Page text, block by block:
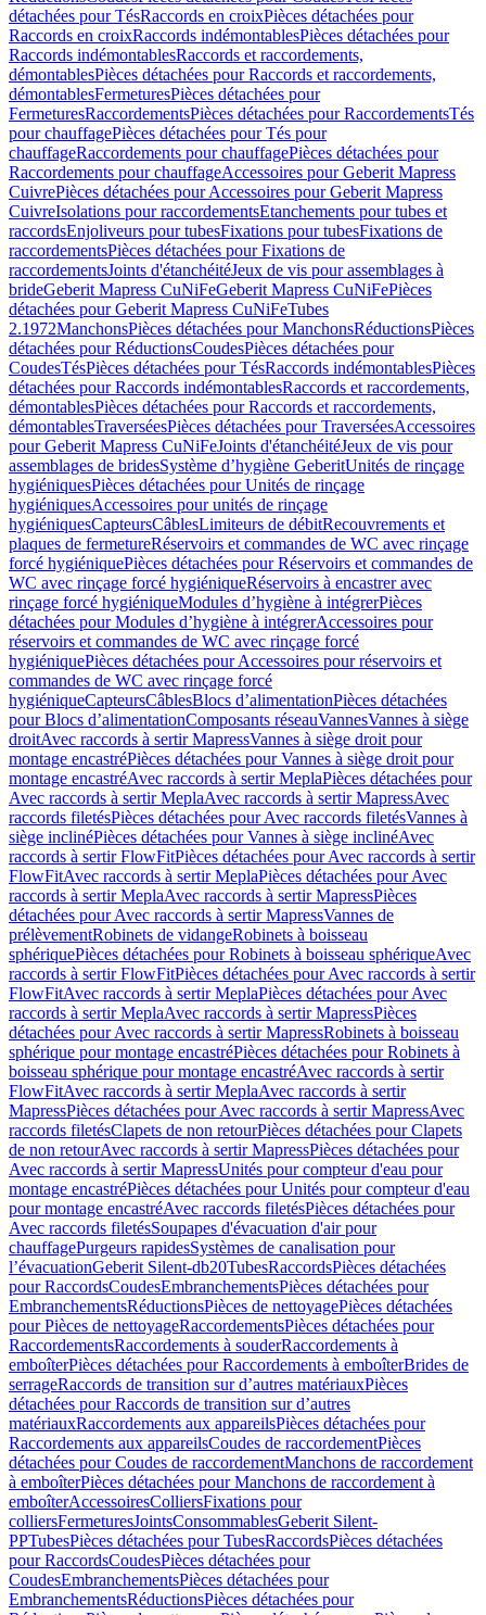
détachées pour TésRaccords en croixPièces détachées pour
Raccords en croixRaccords indémontablesPièces détachées pour
Raccords indémontablesRaccords et raccordements,
démontablesPièces détachées pour Raccords et raccordements,
démontablesFermeturesPièces détachées pour
FermeturesRaccordementsPièces détachées pour RaccordementsTés
pour chauffagePièces détachées pour Tés pour
chauffageRaccordements pour chauffagePièces détachées pour
Raccordements pour chauffageAccessoires pour Geberit Mapress
CuivrePièces détachées pour Accessoires pour Geberit Mapress
CuivreIsolations pour raccordementsEtanchements pour tubes et
raccordsEnjoliveurs pour tubesFixations pour tubesFixations de
raccordementsPièces détachées pour Fixations de
raccordementsJoints d'étanchéitéJeux de vis pour assemblages à
brideGeberit Mapress CuNiFeGeberit Mapress CuNiFePièces
détachées pour Geberit Mapress CuNiFeTubes
2.1972ManchonsPièces détachées pour ManchonsRéductionsPièces
détachées pour RéductionsCoudesPièces détachées pour
CoudesTésPièces détachées pour TésRaccords indémontablesPièces
détachées pour Raccords indémontablesRaccords et raccordements,
démontablesPièces détachées pour Raccords et raccordements,
démontablesTraverséesPièces détachées pour TraverséesAccessoires
pour Geberit Mapress CuNiFeJoints d'étanchéitéJeux de vis pour
assemblages de bridesSystème d’hygiène GeberitUnités de rinçage
hygiéniquesPièces détachées pour Unités de rinçage
hygiéniquesAccessoires pour unités de rinçage
hygiéniquesCapteursCâblesLimiteurs de débitRecouvrements et
plaques de fermetureRéservoirs et commandes de WC avec rinçage
forcé hygiéniquePièces détachées pour Réservoirs et commandes de
WC avec rinçage forcé hygiéniqueRéservoirs à encastrer avec
rinçage forcé hygiéniqueModules d’hygiène à intégrerPièces
détachées pour Modules d’hygiène à intégrerAccessoires pour
réservoirs et commandes de WC avec rinçage forcé
hygiéniquePièces détachées pour Accessoires pour réservoirs et
commandes de WC avec rinçage forcé
hygiéniqueCapteursCâblesBlocs d’alimentationPièces détachées
pour Blocs d’alimentationComposants réseauVannesVannes à siège
droitAvec raccords à sertir MapressVannes à siège droit pour
montage encastréPièces détachées pour Vannes à siège droit pour
montage encastréAvec raccords à sertir MeplaPièces détachées pour
Avec raccords à sertir MeplaAvec raccords à sertir MapressAvec
raccords filetésPièces détachées pour Avec raccords filetésVannes à
siège inclinéPièces détachées pour Vannes à siège inclinéAvec
raccords à sertir FlowFitPièces détachées pour Avec raccords à sertir
FlowFitAvec raccords à sertir MeplaPièces détachées pour Avec
raccords à sertir MeplaAvec raccords à sertir MapressPièces
détachées pour Avec raccords à sertir MapressVannes de
prélèvementRobinets de vidangeRobinets à boisseau
sphériquePièces détachées pour Robinets à boisseau sphériqueAvec
raccords à sertir FlowFitPièces détachées pour Avec raccords à sertir
FlowFitAvec raccords à sertir MeplaPièces détachées pour Avec
raccords à sertir MeplaAvec raccords à sertir MapressPièces
détachées pour Avec raccords à sertir MapressRobinets à boisseau
sphérique pour montage encastréPièces détachées pour Robinets à
boisseau sphérique pour montage encastréAvec raccords à sertir
FlowFitAvec raccords à sertir MeplaAvec raccords à sertir
MapressPièces détachées pour Avec raccords à sertir MapressAvec
raccords filetésClapets de non retourPièces détachées pour Clapets
de non retourAvec raccords à sertir MapressPièces détachées pour
Avec raccords à sertir MapressUnités pour compteur d'eau pour
montage encastréPièces détachées pour Unités pour compteur d'eau
pour montage encastréAvec raccords filetésPièces détachées pour
Avec raccords filetésSoupapes d'évacuation d'air pour
chauffagePurgeurs rapidesSystèmes de canalisation pour
l’évacuationGeberit Silent-db20TubesRaccordsPièces détachées
pour RaccordsCoudesEmbranchementsPièces détachées pour
EmbranchementsRéductionsPièces de nettoyagePièces détachées
pour Pièces de nettoyageRaccordementsPièces détachées pour
RaccordementsRaccordements à souderRaccordements à
emboîterPièces détachées pour Raccordements à emboîterBrides de
serrageRaccords de transition sur d’autres matériauxPièces
détachées pour Raccords de transition sur d’autres
matériauxRaccordements aux appareilsPièces détachées pour
Raccordements aux appareilsCoudes de raccordementPièces
détachées pour Coudes de raccordementManchons de raccordement
à emboîterPièces détachées pour Manchons de raccordement à
emboîterAccessoiresColliersFixations pour
colliersFermeturesJointsConsommablesGeberit Silent-
PPTubesPièces détachées pour TubesRaccordsPièces détachées
pour RaccordsCoudesPièces détachées pour
CoudesEmbranchementsPièces détachées pour
EmbranchementsRéductionsPièces détachées pour